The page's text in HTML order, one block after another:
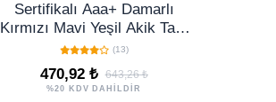
Sertifikalı Aaa+ Damarlı
Kırmızı Mavi Yeşil Akik Taşı
Bileklik(13)
470,92 ₺ 643,26 ₺
%20 KDV DAHİLDİR